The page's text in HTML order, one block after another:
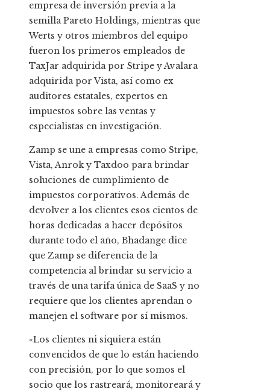
empresa de inversión previa a la
semilla Pareto Holdings, mientras que
Werts y otros miembros del equipo
fueron los primeros empleados de
TaxJar adquirida por Stripe y Avalara
adquirida por Vista, así como ex
auditores estatales, expertos en
impuestos sobre las ventas y
especialistas en investigación.
Zamp se une a empresas como Stripe,
Vista, Anrok y Taxdoo para brindar
soluciones de cumplimiento de
impuestos corporativos. Además de
devolver a los clientes esos cientos de
horas dedicadas a hacer depósitos
durante todo el año, Bhadange dice
que Zamp se diferencia de la
competencia al brindar su servicio a
través de una tarifa única de SaaS y no
requiere que los clientes aprendan o
manejen el software por sí mismos.
«Los clientes ni siquiera están
convencidos de que lo están haciendo
con precisión, por lo que somos el
socio que los rastreará, monitoreará y